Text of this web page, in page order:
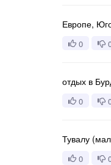
Европе,
0
отдых в
0
Тувалу
0